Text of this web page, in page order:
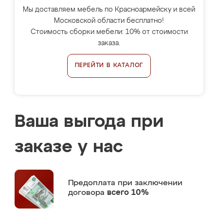
Мы доставляем мебель по Красноармейску и всей
Московской области бесплатно!
Стоимость сборки мебели: 10% от стоимости
заказа.
ПЕРЕЙТИ В КАТАЛОГ
Ваша выгода при
заказе у нас
Предоплата при заключении
договора всего 10%